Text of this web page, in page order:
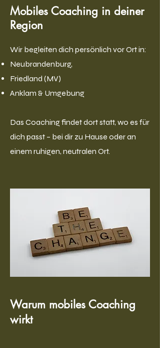
Mobiles Coaching in deiner
Region
Wir begleiten dich persönlich vor Ort in:
Neubrandenburg,
Friedland (MV)
Anklam & Umgebung
Das Coaching findet dort statt, wo es für
dich passt – bei dir zu Hause oder an
einem ruhigen, neutralen Ort.
Warum mobiles Coaching
wirkt